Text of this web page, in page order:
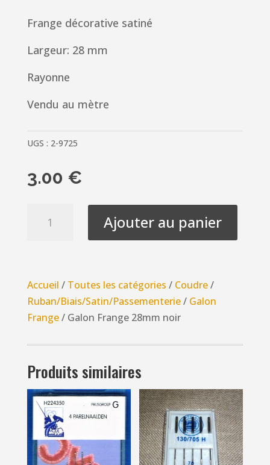
Frange décorative satiné
Largeur: 28 mm
Rayonne
Vendu au mètre
UGS : 2-9725
3.00 €
noir
Ajouter au panier
Accueil / Toutes les catégories / Coudre/
Ruban/Biais/Satin/Passementerie/ Galon
Frange/ Galon Frange 28mm noir
Produits similaires